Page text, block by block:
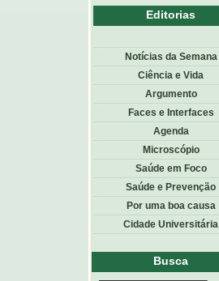
Editorias
Notícias da Semana
Ciência e Vida
Argumento
Faces e Interfaces
Agenda
Microscópio
Saúde em Foco
Saúde e Prevenção
Por uma boa causa
Cidade Universitária
Busca